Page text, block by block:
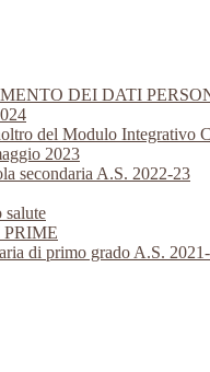
DEI DATI
del Modulo Integrativo C
2023
secondaria A.S. 2022-23
salute
di primo grado A.S.